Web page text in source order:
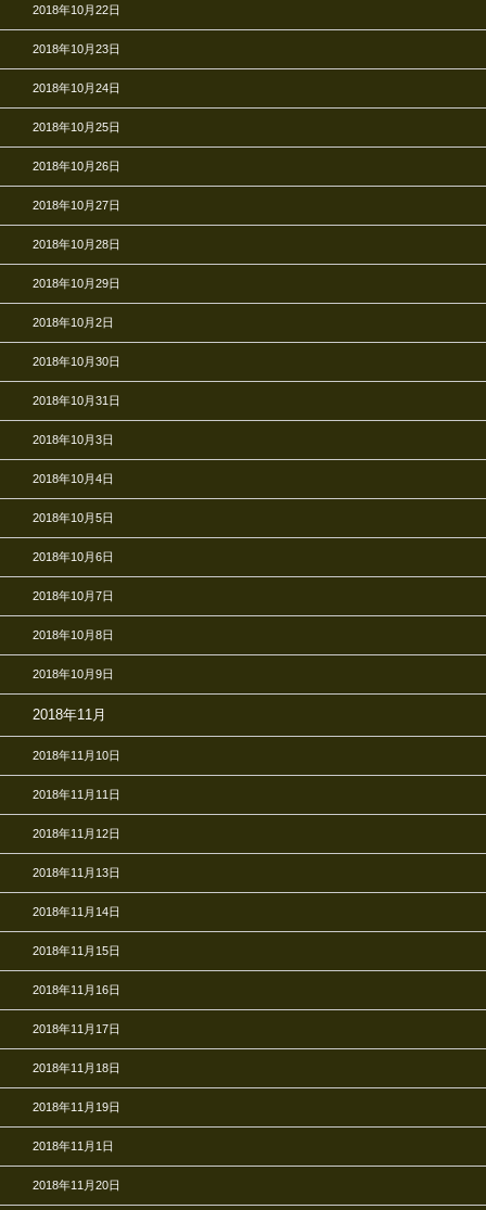
2018年10月22日
2018年10月23日
2018年10月24日
2018年10月25日
2018年10月26日
2018年10月27日
2018年10月28日
2018年10月29日
2018年10月2日
2018年10月30日
2018年10月31日
2018年10月3日
2018年10月4日
2018年10月5日
2018年10月6日
2018年10月7日
2018年10月8日
2018年10月9日
2018年11月
2018年11月10日
2018年11月11日
2018年11月12日
2018年11月13日
2018年11月14日
2018年11月15日
2018年11月16日
2018年11月17日
2018年11月18日
2018年11月19日
2018年11月1日
2018年11月20日